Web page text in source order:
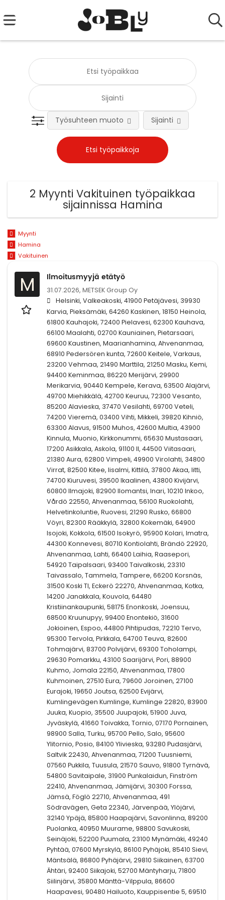
Työsuhteen muoto Sijainti
2 Myynti Vakituinen työpaikkaa
sijainnissa Hamina
Myynti
Hamina
Vakituinen
M Ilmoitusmyyjä etätyö
31.07.2026, METSEK Group Oy
Helsinki, Valkeakoski, 41900 Petäjävesi, 39930
Karvia, Pieksämäki, 64260 Kaskinen, 18150 Heinola,
61800 Kauhajoki, 72400 Pielavesi, 62300 Kauhava,
66100 Maalahti, 02700 Kauniainen, Pietarsaari,
69600 Kaustinen, Maarianhamina, Ahvenanmaa,
68910 Pedersören kunta, 72600 Keitele, Varkaus,
23200 Vehmaa, 21490 Marttila, 21250 Masku, Kemi,
94400 Keminmaa, 86220 Merijärvi, 29900
Merikarvia, 90440 Kempele, Kerava, 63500 Alajärvi,
49700 Miehikkälä, 42700 Keuruu, 72300 Vesanto,
85200 Alavieska, 37470 Vesilahti, 69700 Veteli,
74200 Vieremä, 03400 Vihti, Mikkeli, 39820 Kihniö,
63300 Alavus, 91500 Muhos, 42600 Multia, 43900
Kinnula, Muonio, Kirkkonummi, 65630 Mustasaari,
17200 Asikkala, Askola, 91100 II, 44500 Viitasaari,
21380 Aura, 62800 Vimpeli, 49900 Virolahti, 34800
Virrat, 82500 Kitee, Iisalmi, Kittilä, 37800 Akaa, Iitti,
74700 Kiuruvesi, 39500 Ikaalinen, 43800 Kivijärvi,
60800 Ilmajoki, 82900 Ilomantsi, Inari, 10210 Inkoo,
Vårdö 22550, Ahvenanmaa, 56100 Ruokolahti,
Helvetinkoluntie, Ruovesi, 21290 Rusko, 66800
Vöyri, 82300 Rääkkylä, 32800 Kokemäki, 64900
Isojoki, Kokkola, 61500 Isokyrö, 95900 Kolari, Imatra,
44300 Konnevesi, 80710 Kontiolahti, Brändö 22920,
Ahvenanmaa, Lahti, 66400 Laihia, Raasepori,
54920 Taipalsaari, 93400 Taivalkoski, 23310
Taivassalo, Tammela, Tampere, 66200 Korsnäs,
31500 Koski Tl, Eckerö 22270, Ahvenanmaa, Kotka,
14200 Janakkala, Kouvola, 64480
Kristiinankaupunki, 58175 Enonkoski, Joensuu,
68500 Kruunupyy, 99400 Enontekiö, 31600
Jokioinen, Espoo, 44800 Pihtipudas, 72210 Tervo,
95300 Tervola, Pirkkala, 64700 Teuva, 82600
Tohmajärvi, 83700 Polvijärvi, 69300 Toholampi,
29630 Pomarkku, 43100 Saarijärvi, Pori, 88900
Kuhmo, Jomala 22150, Ahvenanmaa, 17800
Kuhmoinen, 27510 Eura, 79600 Joroinen, 27100
Eurajoki, 19650 Joutsa, 62500 Evijärvi,
Kumlingevägen Kumlinge, Kumlinge 22820, 83900
Juuka, Kuopio, 35500 Juupajoki, 51900 Juva,
Jyväskylä, 41660 Toivakka, Tornio, 07170 Pornainen,
98900 Salla, Turku, 95700 Pello, Salo, 95600
Ylitornio, Posio, 84100 Ylivieska, 93280 Pudasjärvi,
Saltvik 22430, Ahvenanmaa, 71200 Tuusniemi,
07560 Pukkila, Tuusula, 21570 Sauvo, 91800 Tyrnävä,
54800 Savitaipale, 31900 Punkalaidun, Finström
22410, Ahvenanmaa, Jämijärvi, 30300 Forssa,
Jämsä, Föglö 22710, Ahvenanmaa, 491
Södravägen, Geta 22340, Järvenpää, Ylöjärvi,
32140 Ypäjä, 85800 Haapajärvi, Savonlinna, 89200
Puolanka, 40950 Muurame, 98800 Savukoski,
Seinäjoki, 52200 Puumala, 23100 Mynämäki, 49240
Pyhtää, 07600 Myrskylä, 86100 Pyhäjoki, 85410 Sievi,
Mäntsälä, 86800 Pyhäjärvi, 29810 Siikainen, 63700
Ähtäri, 92400 Siikajoki, 52700 Mäntyharju, 71800
Siilinjärvi, 35800 Mänttä-Vilppula, 86600
Haapavesi, 90480 Hailuoto, Kauppisentie 5, 69510